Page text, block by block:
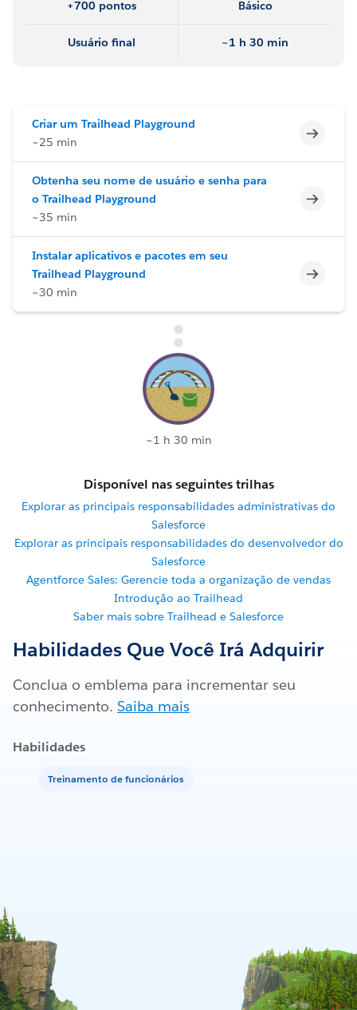
+700 pontos Básico
Usuário final ~1 h 30 min
Criar um Trailhead Playground
~25 min
Obtenha seu nome de usuário e senha para
o Trailhead Playground
~35 min
Instalar aplicativos e pacotes em seu
Trailhead Playground
~30 min
~1 h 30 min
Disponível nas seguintes trilhas
Explorar as principais responsabilidades administrativas do
Salesforce
Explorar as principais responsabilidades do desenvolvedor do
Salesforce
Agentforce Sales: Gerencie toda a organização de vendas
Introdução ao Trailhead
Saber mais sobre Trailhead e Salesforce
Habilidades Que Você Irá Adquirir
Conclua o emblema para incrementar seu
conhecimento. Saiba mais
Habilidades
Treinamento de funcionários